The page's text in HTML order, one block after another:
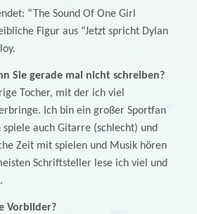
“The Sound Of One Girl
Figur aus “Jetzt spricht Dylan
Sie gerade mal nicht schreiben?
Tocher, mit der ich viel
Ich bin ein großer Sportfan
auch Gitarre (schlecht) und
Zeit mit spielen und Musik hören
Schriftsteller lese ich viel und
Vorbilder?